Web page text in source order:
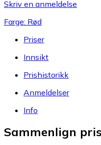
Skriv en anmeldelse
Farge: Rød
Priser
Innsikt
Prishistorikk
Anmeldelser
Info
Sammenlign